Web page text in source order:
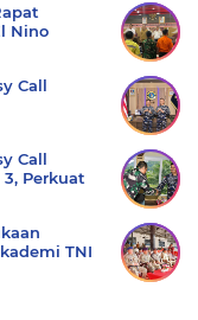
Nino
Call
Call
Perkuat
TNI